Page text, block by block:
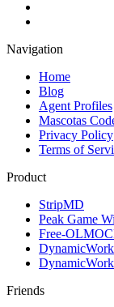
Navigation
Home
Blog
Agent Profiles
Mascotas
Privacy Policy
Terms of
Product
StripMD
Peak Game
Free-
Friends